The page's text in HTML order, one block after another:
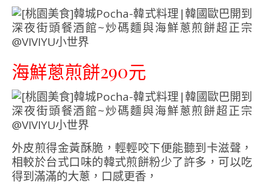
海鮮蔥煎餅290元
外皮煎得金黃酥脆，輕輕咬下便能聽到卡滋聲，
相較於台式口味的韓式煎餅粉少了許多，可以吃
得到滿滿的大蔥，口感更香，